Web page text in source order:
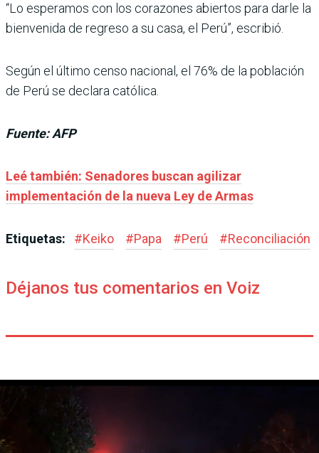
“Lo esperamos con los corazones abiertos para darle la
bienvenida de regreso a su casa, el Perú”, escribió.
Según el último censo nacional, el 76% de la población
de Perú se declara católica.
Fuente: AFP
Leé también: Senadores buscan agilizar
implementación de la nueva Ley de Armas
Etiquetas: #Keiko #Papa #Perú #Reconciliación
Déjanos tus comentarios en Voiz